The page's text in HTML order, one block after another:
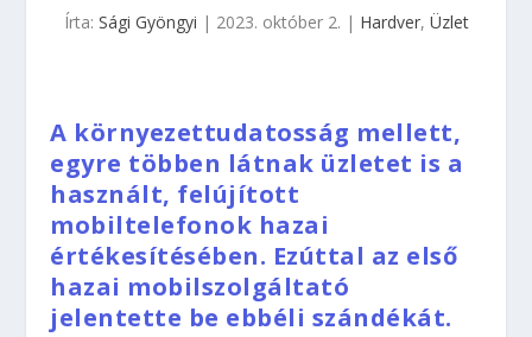
Írta: Sági Gyöngyi | 2023. október 2. | Hardver, Üzlet
A környezettudatosság mellett,
egyre többen látnak üzletet is a
használt, felújított
mobiltelefonok hazai
értékesítésében. Ezúttal az első
hazai mobilszolgáltató
jelentette be ebbéli szándékát.